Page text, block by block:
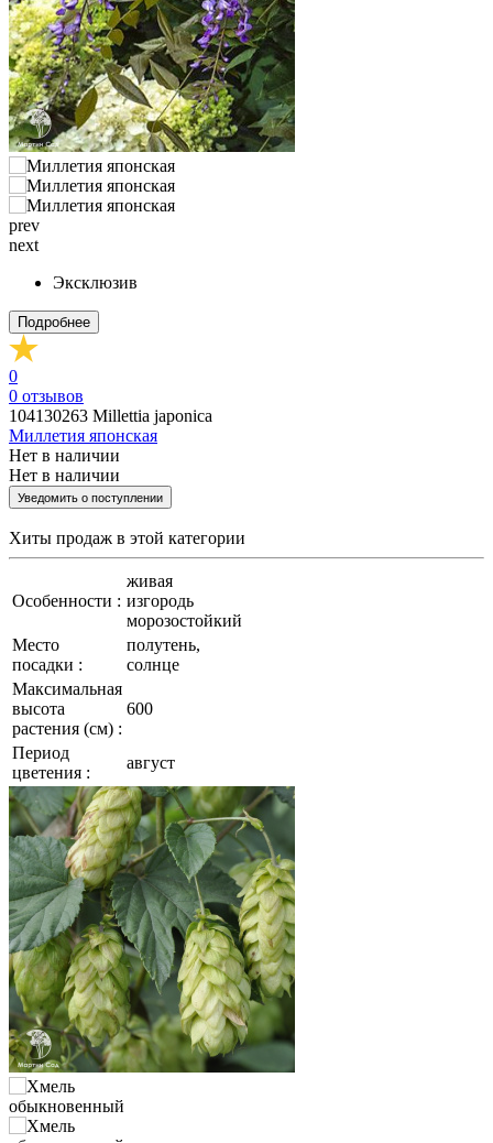
prev
next
Эксклюзив
Подробнее
0
0 отзывов
104130263 Millettia japonica
Миллетия японская
Нет в наличии
Нет в наличии
Уведомить о поступлении
Хиты продаж в этой категории
Особенности :
живая
изгородь
морозостойкий
Место
посадки :
полутень,
солнце
Максимальная
высота
растения (см) :
600
Период
цветения :
август